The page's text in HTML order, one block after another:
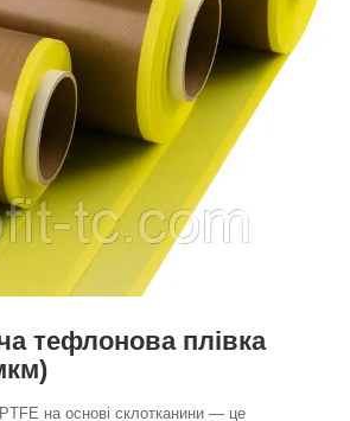
тефлонова плівка
на основі склотканини — це